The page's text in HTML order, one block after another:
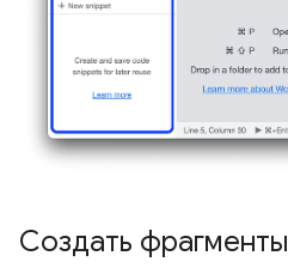
Создать фрагменты